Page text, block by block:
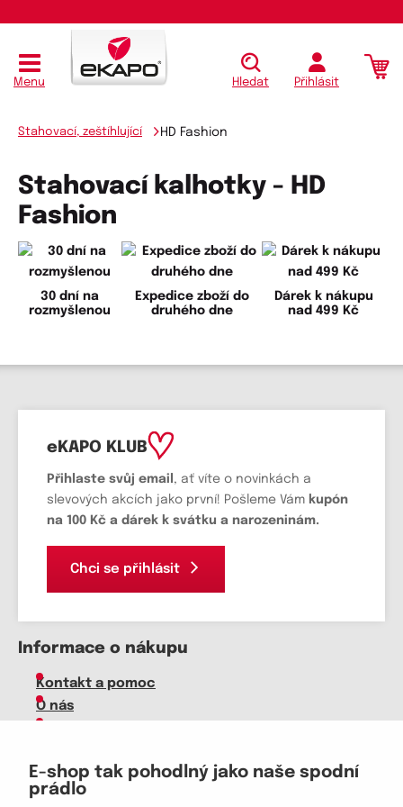
E-shop tak pohodlný jako naše spodní
prádlo
Menu Hledat Přihlásit
Stahovací, zeštíhlující HD Fashion
Stahovací kalhotky - HD
Fashion
30 dní na
rozmyšlenou
Expedice zboží do
druhého dne
Dárek k nákupu
nad 499 Kč
eKAPO KLUB
Přihlaste svůj email , ať víte o novinkách a
slevových akcích jako první! Pošleme Vám kupón
na 100 Kč a dárek k svátku a narozeninám.
Chci se přihlásit
Informace o nákupu
Kontakt a pomoc
O nás
Velkoobchod
Vrácení zboží, reklamace